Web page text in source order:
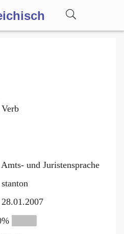
Verb
Amts- und Juristensprache
stanton
28.01.2007